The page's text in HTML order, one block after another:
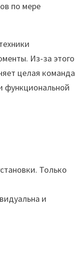
по мере
Из-за этого
целая команда
функциональной
Только
и